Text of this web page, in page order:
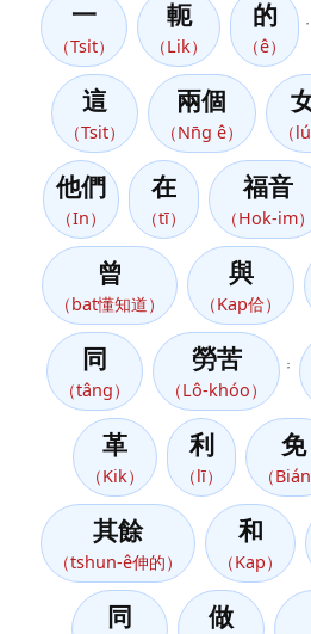
一
（Tsi̍t）
軛
（Lik）
的
（ê）
這
（Tsit）
兩個
（Nn̄g ê） （
他們
（In）
在
（tī）
福音
（Hok-im）
曾
（bat懂知道）
與
（Kap佮）
同
（tâng）
勞苦
（Lô-khóo）
；
革
（Kik）
利
（lī）
免
（Bián
其餘
（tshun-ê伸的）
和
（Kap）
同 做